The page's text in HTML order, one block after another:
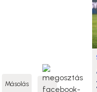
Másolás